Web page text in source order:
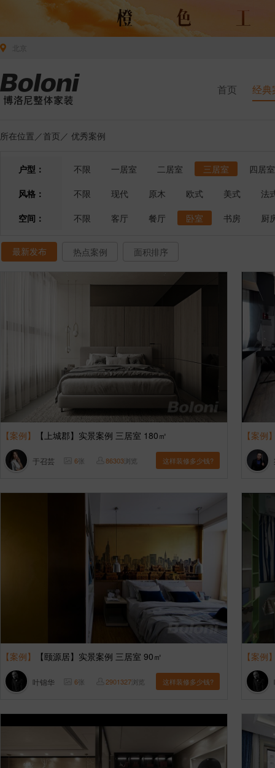
首页 经典
所在位置／首页 ／ 优秀案例
户型： 不限 一居室 二居室 三居室
四居室
风格：
不限 现代 原木 欧式 美式
法
空间：
不限 客厅 餐厅 卧室 书房 厨
最新发布 热点案例 面积排序
【案例】 【上城郡】实景案例 三居室 180㎡
于召芸 6张 86303浏览 这样装修多少钱?
【案例
【案例】 【颐源居】实景案例 三居室 90㎡
叶锦华 6张 2901327浏览 这样装修多少钱?
【案例